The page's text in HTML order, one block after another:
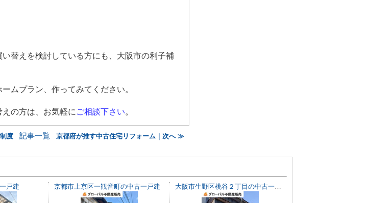
替えを検討している方にも、大阪市の利子補
ムプラン、作ってみてください。
えの方は、お気軽に ご相談下さい。
度 記事一覧 京都府が推す中古住宅リフォーム｜次へ ≫
戸建 京都市上京区一観音町の中古一戸建 大阪市生野区桃谷２丁目の中古一戸建